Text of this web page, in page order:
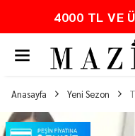
4000 TL VE
Anasayfa Yeni Sezon